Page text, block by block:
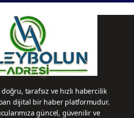
tarafsız ve hızlı habercilik
dijital bir haber platformudur.
güncel, güvenilir ve